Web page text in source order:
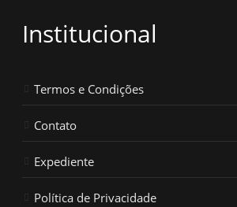
Institucional
Termos e Condições
Contato
Expediente
Política de Privacidade